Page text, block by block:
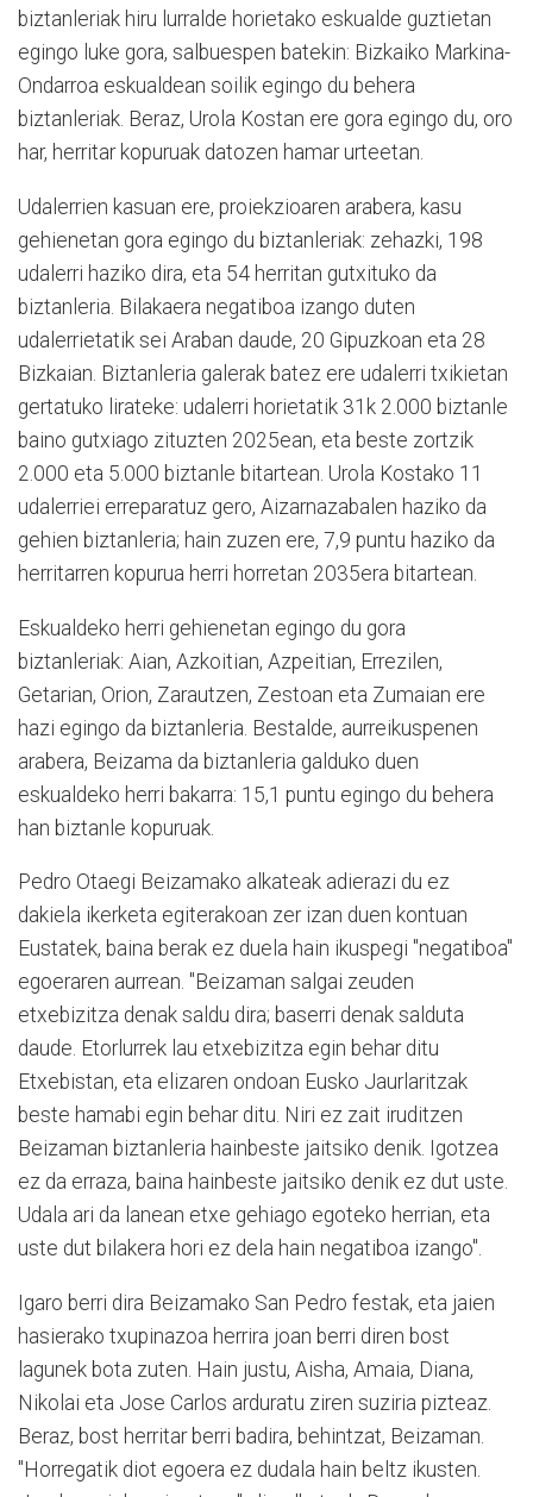
biztanleriak hiru lurralde horietako eskualde guztietan
egingo luke gora, salbuespen batekin: Bizkaiko Markina-
Ondarroa eskualdean soilik egingo du behera
biztanleriak. Beraz, Urola Kostan ere gora egingo du, oro
har, herritar kopuruak datozen hamar urteetan.
Udalerrien kasuan ere, proiekzioaren arabera, kasu
gehienetan gora egingo du biztanleriak: zehazki, 198
udalerri haziko dira, eta 54 herritan gutxituko da
biztanleria. Bilakaera negatiboa izango duten
udalerrietatik sei Araban daude, 20 Gipuzkoan eta 28
Bizkaian. Biztanleria galerak batez ere udalerri txikietan
gertatuko lirateke: udalerri horietatik 31k 2.000 biztanle
baino gutxiago zituzten 2025ean, eta beste zortzik
2.000 eta 5.000 biztanle bitartean. Urola Kostako 11
udalerriei erreparatuz gero, Aizarnazabalen haziko da
gehien biztanleria; hain zuzen ere, 7,9 puntu haziko da
herritarren kopurua herri horretan 2035era bitartean.
Eskualdeko herri gehienetan egingo du gora
biztanleriak: Aian, Azkoitian, Azpeitian, Errezilen,
Getarian, Orion, Zarautzen, Zestoan eta Zumaian ere
hazi egingo da biztanleria. Bestalde, aurreikuspenen
arabera, Beizama da biztanleria galduko duen
eskualdeko herri bakarra: 15,1 puntu egingo du behera
han biztanle kopuruak.
Pedro Otaegi Beizamako alkateak adierazi du ez
dakiela ikerketa egiterakoan zer izan duen kontuan
Eustatek, baina berak ez duela hain ikuspegi "negatiboa"
egoeraren aurrean. "Beizaman salgai zeuden
etxebizitza denak saldu dira; baserri denak salduta
daude. Etorlurrek lau etxebizitza egin behar ditu
Etxebistan, eta elizaren ondoan Eusko Jaurlaritzak
beste hamabi egin behar ditu. Niri ez zait iruditzen
Beizaman biztanleria hainbeste jaitsiko denik. Igotzea
ez da erraza, baina hainbeste jaitsiko denik ez dut uste.
Udala ari da lanean etxe gehiago egoteko herrian, eta
uste dut bilakera hori ez dela hain negatiboa izango".
Igaro berri dira Beizamako San Pedro festak, eta jaien
hasierako txupinazoa herrira joan berri diren bost
lagunek bota zuten. Hain justu, Aisha, Amaia, Diana,
Nikolai eta Jose Carlos arduratu ziren suziria pizteaz.
Beraz, bost herritar berri badira, behintzat, Beizaman.
"Horregatik diot egoera ez dudala hain beltz ikusten.